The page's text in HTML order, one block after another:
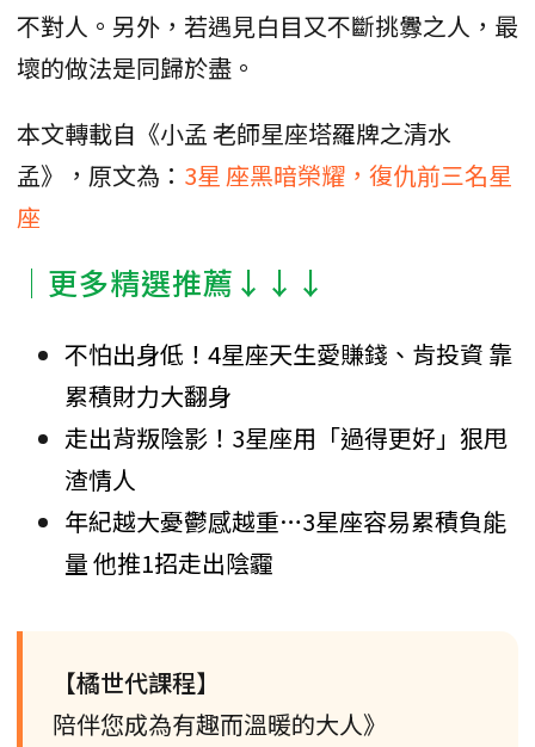
不對人。另外，若遇見白目又不斷挑釁之人，最
壞的做法是同歸於盡。
本文轉載自《小孟 老師星座塔羅牌之清水
孟》，原文為： 3星 座黑暗榮耀，復仇前三名星
座
│更多精選推薦↓↓↓
不怕出身低！4星座天生愛賺錢、肯投資 靠
累積財力大翻身
走出背叛陰影！3星座用「過得更好」狠甩
渣情人
年紀越大憂鬱感越重…3星座容易累積負能
量 他推1招走出陰霾
【橘世代課程】
陪伴您成為有趣而溫暖的大人》